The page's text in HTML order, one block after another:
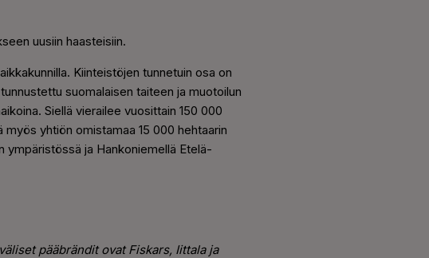
uusiin haasteisiin.
Kiinteistöjen tunnetuin osa on
suomalaisen taiteen ja muotoilun
Siellä vierailee vuosittain 150 000
yhtiön omistamaa 15 000 hehtaarin
ympäristössä ja Hankoniemellä Etelä-
pääbrändit ovat Fiskars, Iittala ja